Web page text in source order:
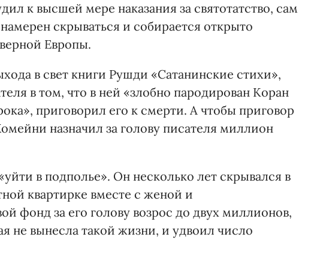
к высшей мере наказания за святотатство, сам
скрываться и собирается открыто
Европы.
в свет книги Рушди «Сатанинские стихи»,
в том, что в ней «злобно пародирован Коран
приговорил его к смерти. А чтобы приговор
назначил за голову писателя миллион
в подполье». Он несколько лет скрывался в
квартирке вместе с женой и
фонд за его голову возрос до двух миллионов,
не вынесла такой жизни, и удвоил число